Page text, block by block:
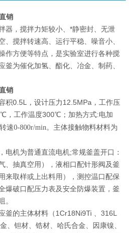
销
器，搅拌力矩较小、*静密封、无泄
、搅拌转速高、运行平稳、噪音小、
作方便等特点，是实验室进行各种搅
釜为催化加氢、酯化、冶金、制药、
销
积0.5L，设计压力12.5MPa，工作压
℃，工作温度300℃；加热方式:电加
速0-800r/min。 主体接触物料材料为
电机为普通直流电机;常规釜盖开口：
、抽真空用），液相口配针形阀及釜
来取样或上出料用），测控温口配保
爆破口配压力表及安全防爆装置，釜
。
釜的主体材料（1Cr18Ni9Ti 、316L
、钽材、锆材、哈氏合金、因康镍、